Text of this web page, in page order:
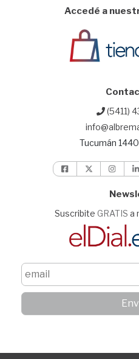
Accedé a
(5411)
Tucumán
Suscribite GRATIS a